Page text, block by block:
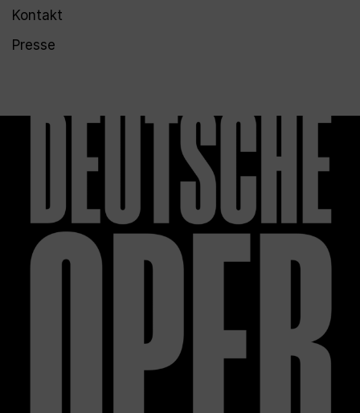
Kontakt
Presse